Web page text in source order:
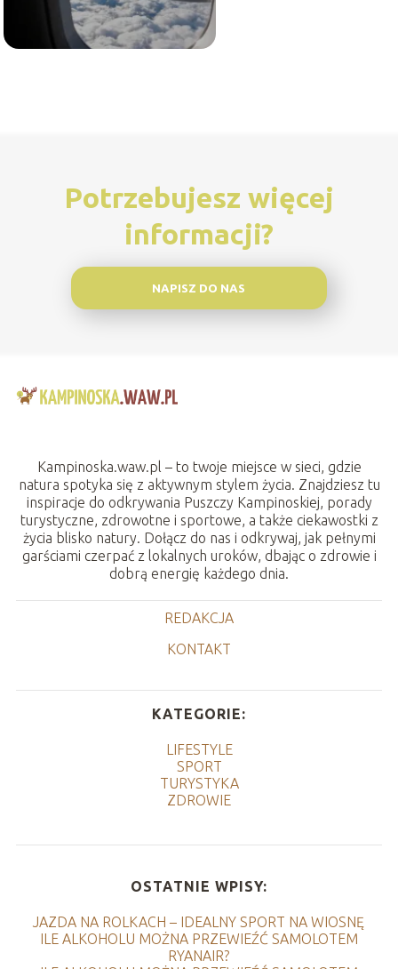
Potrzebujesz więcej
informacji?
NAPISZ DO NAS
Kampinoska.waw.pl – to twoje miejsce w sieci, gdzie
natura spotyka się z aktywnym stylem życia. Znajdziesz tu
inspiracje do odkrywania Puszczy Kampinoskiej, porady
turystyczne, zdrowotne i sportowe, a także ciekawostki z
życia blisko natury. Dołącz do nas i odkrywaj, jak pełnymi
garściami czerpać z lokalnych uroków, dbając o zdrowie i
dobrą energię każdego dnia.
REDAKCJA
KONTAKT
KATEGORIE:
LIFESTYLE
SPORT
TURYSTYKA
ZDROWIE
OSTATNIE WPISY:
JAZDA NA ROLKACH – IDEALNY SPORT NA WIOSNĘ
ILE ALKOHOLU MOŻNA PRZEWIEŹĆ SAMOLOTEM
RYANAIR?